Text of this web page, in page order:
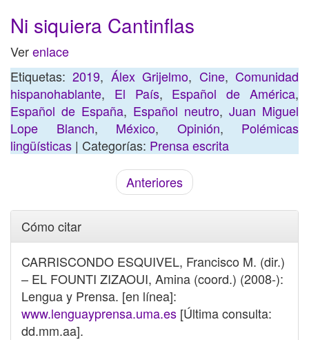
Ni siquiera Cantinflas
Verenlace
Etiquetas:2019, Álex Grijelmo, Cine,Comunidad
hispanohablante, El País, Español de América,
Español de España, Español neutro, Juan Miguel
Lope Blanch, México, Opinión, Polémicas
lingüísticas | Categorías: Prensa escrita
Anteriores
Cómo citar
CARRISCONDO ESQUIVEL, Francisco M. (dir.)
– EL FOUNTI ZIZAOUI, Amina (coord.) (2008-):
Lengua y Prensa. [en línea]:
www.lenguayprensa.uma.es [Última consulta:
dd.mm.aa].